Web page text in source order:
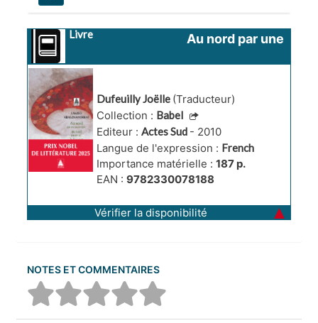
Livre
Au nord par une
l'ouest par des
chemins, à l'est
par un cours
d'eau
Dufeuilly Joëlle (Traducteur)
Collection : Babel
Editeur : Actes Sud - 2010
Langue de l'expression : French
Importance matérielle : 187 p.
EAN : 9782330078188
Vérifier la disponibilité
NOTES ET COMMENTAIRES